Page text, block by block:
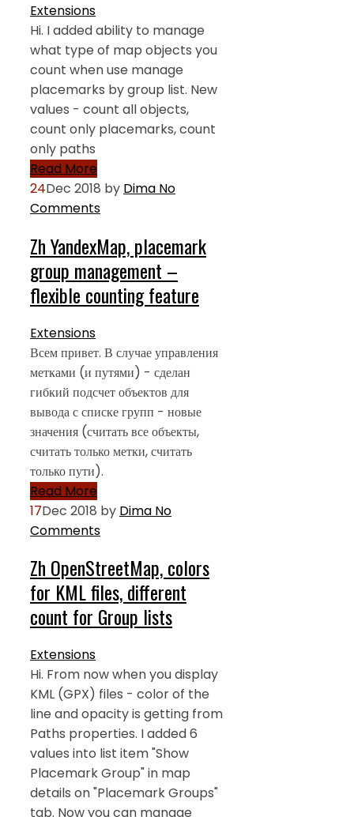
Extensions
Hi. I added ability to manage
what type of map objects you
count when use manage
placemarks by group list. New
values - count all objects,
count only placemarks, count
only paths
Read More
24Dec 2018 by Dima No
Comments
Zh YandexMap, placemark
group management –
flexible counting feature
Extensions
Всем привет. В случае управления
метками (и путями) - сделан
гибкий подсчет объектов для
вывода с списке групп - новые
значения (считать все объекты,
считать только метки, считать
только пути).
Read More
17Dec 2018 by Dima No
Comments
Zh OpenStreetMap, colors
for KML files, different
count for Group lists
Extensions
Hi. From now when you display
KML (GPX) files - color of the
line and opacity is getting from
Paths properties. I added 6
values into list item "Show
Placemark Group" in map
details on "Placemark Groups"
tab. Now you can manage